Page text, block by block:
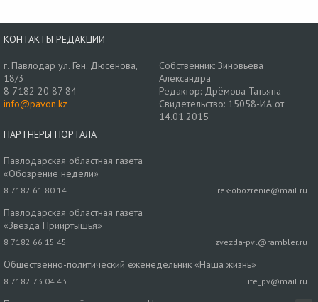
КОНТАКТЫ РЕДАКЦИИ
г. Павлодар ул. Ген. Дюсенова,
18/3
8 7182 20 87 84
info@pavon.kz
Собственник: Зиновьева
Александра
Редактор: Дрёмова Татьяна
Свидетельство: 15058-ИА от
14.01.2015
ПАРТНЕРЫ ПОРТАЛА
Павлодарская областная газета
«Обозрение недели»
8 7182 61 80 14 rek-obozrenie@mail.ru
Павлодарская областная газета
«Звезда Прииртышья»
8 7182 66 15 45 zvezda-pvl@rambler.ru
Общественно-политический еженедельник «Наша жизнь»
8 7182 73 04 43 life_pv@mail.ru